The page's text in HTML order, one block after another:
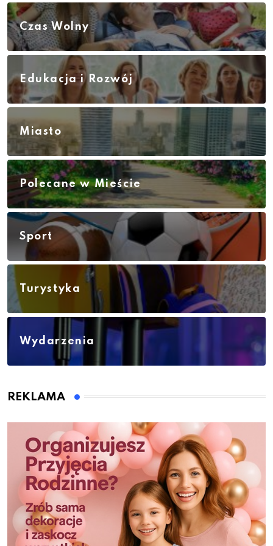
Czas Wolny
Edukacja i Rozwój
Miasto
Polecane w Mieście
Sport
Turystyka
Wydarzenia
REKLAMA